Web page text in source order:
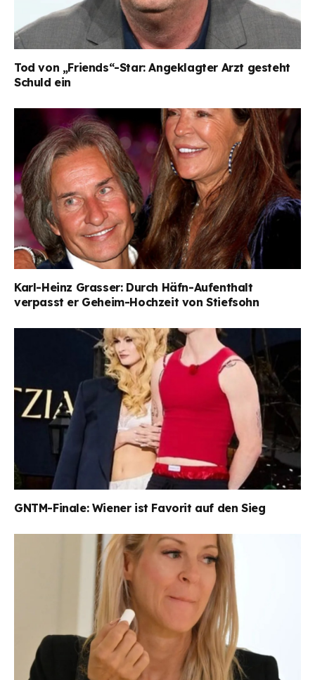
Tod von „Friends“-Star: Angeklagter Arzt gesteht
Schuld ein
Karl-Heinz Grasser: Durch Häfn-Aufenthalt
verpasst er Geheim-Hochzeit von Stiefsohn
GNTM-Finale: Wiener ist Favorit auf den Sieg